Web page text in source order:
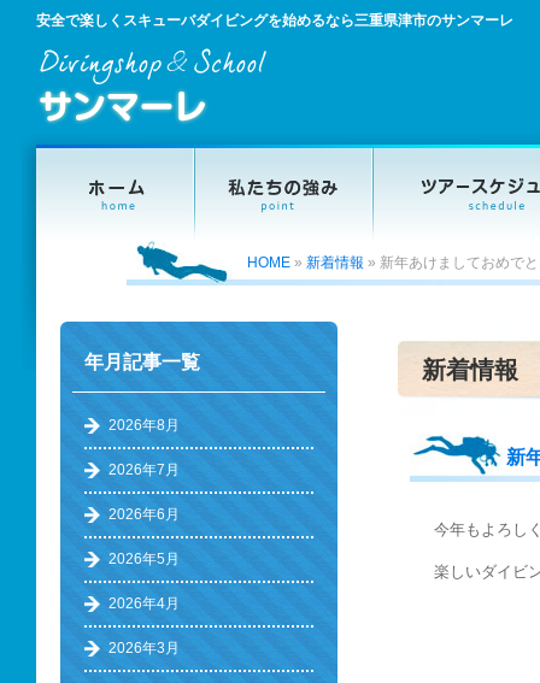
安全で楽しくスキューバダイビングを始めるなら三重県津市のサンマーレ
HOME » 新着情報 » 新年あけましておめで
新着情報
新
今年もよろし
楽しいダイビ
年月記事一覧
2026年8月
2026年7月
2026年6月
2026年5月
2026年4月
2026年3月